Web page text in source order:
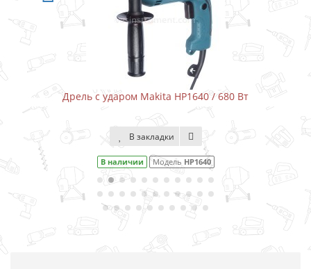
Дрель с ударом Makita HP1640 / 680 Вт
В закладки
В наличии Модель HP1640